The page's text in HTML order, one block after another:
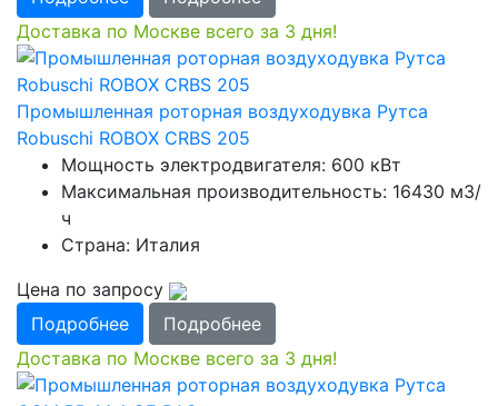
Доставка по Москве всего за 3 дня!
Промышленная роторная воздуходувка Рутса
Robuschi ROBOX CRBS 205
Мощность электродвигателя: 600 кВт
Максимальная производительность: 16430 м3/
ч
Страна: Италия
Цена по запросу
Подробнее
Подробнее
Доставка по Москве всего за 3 дня!